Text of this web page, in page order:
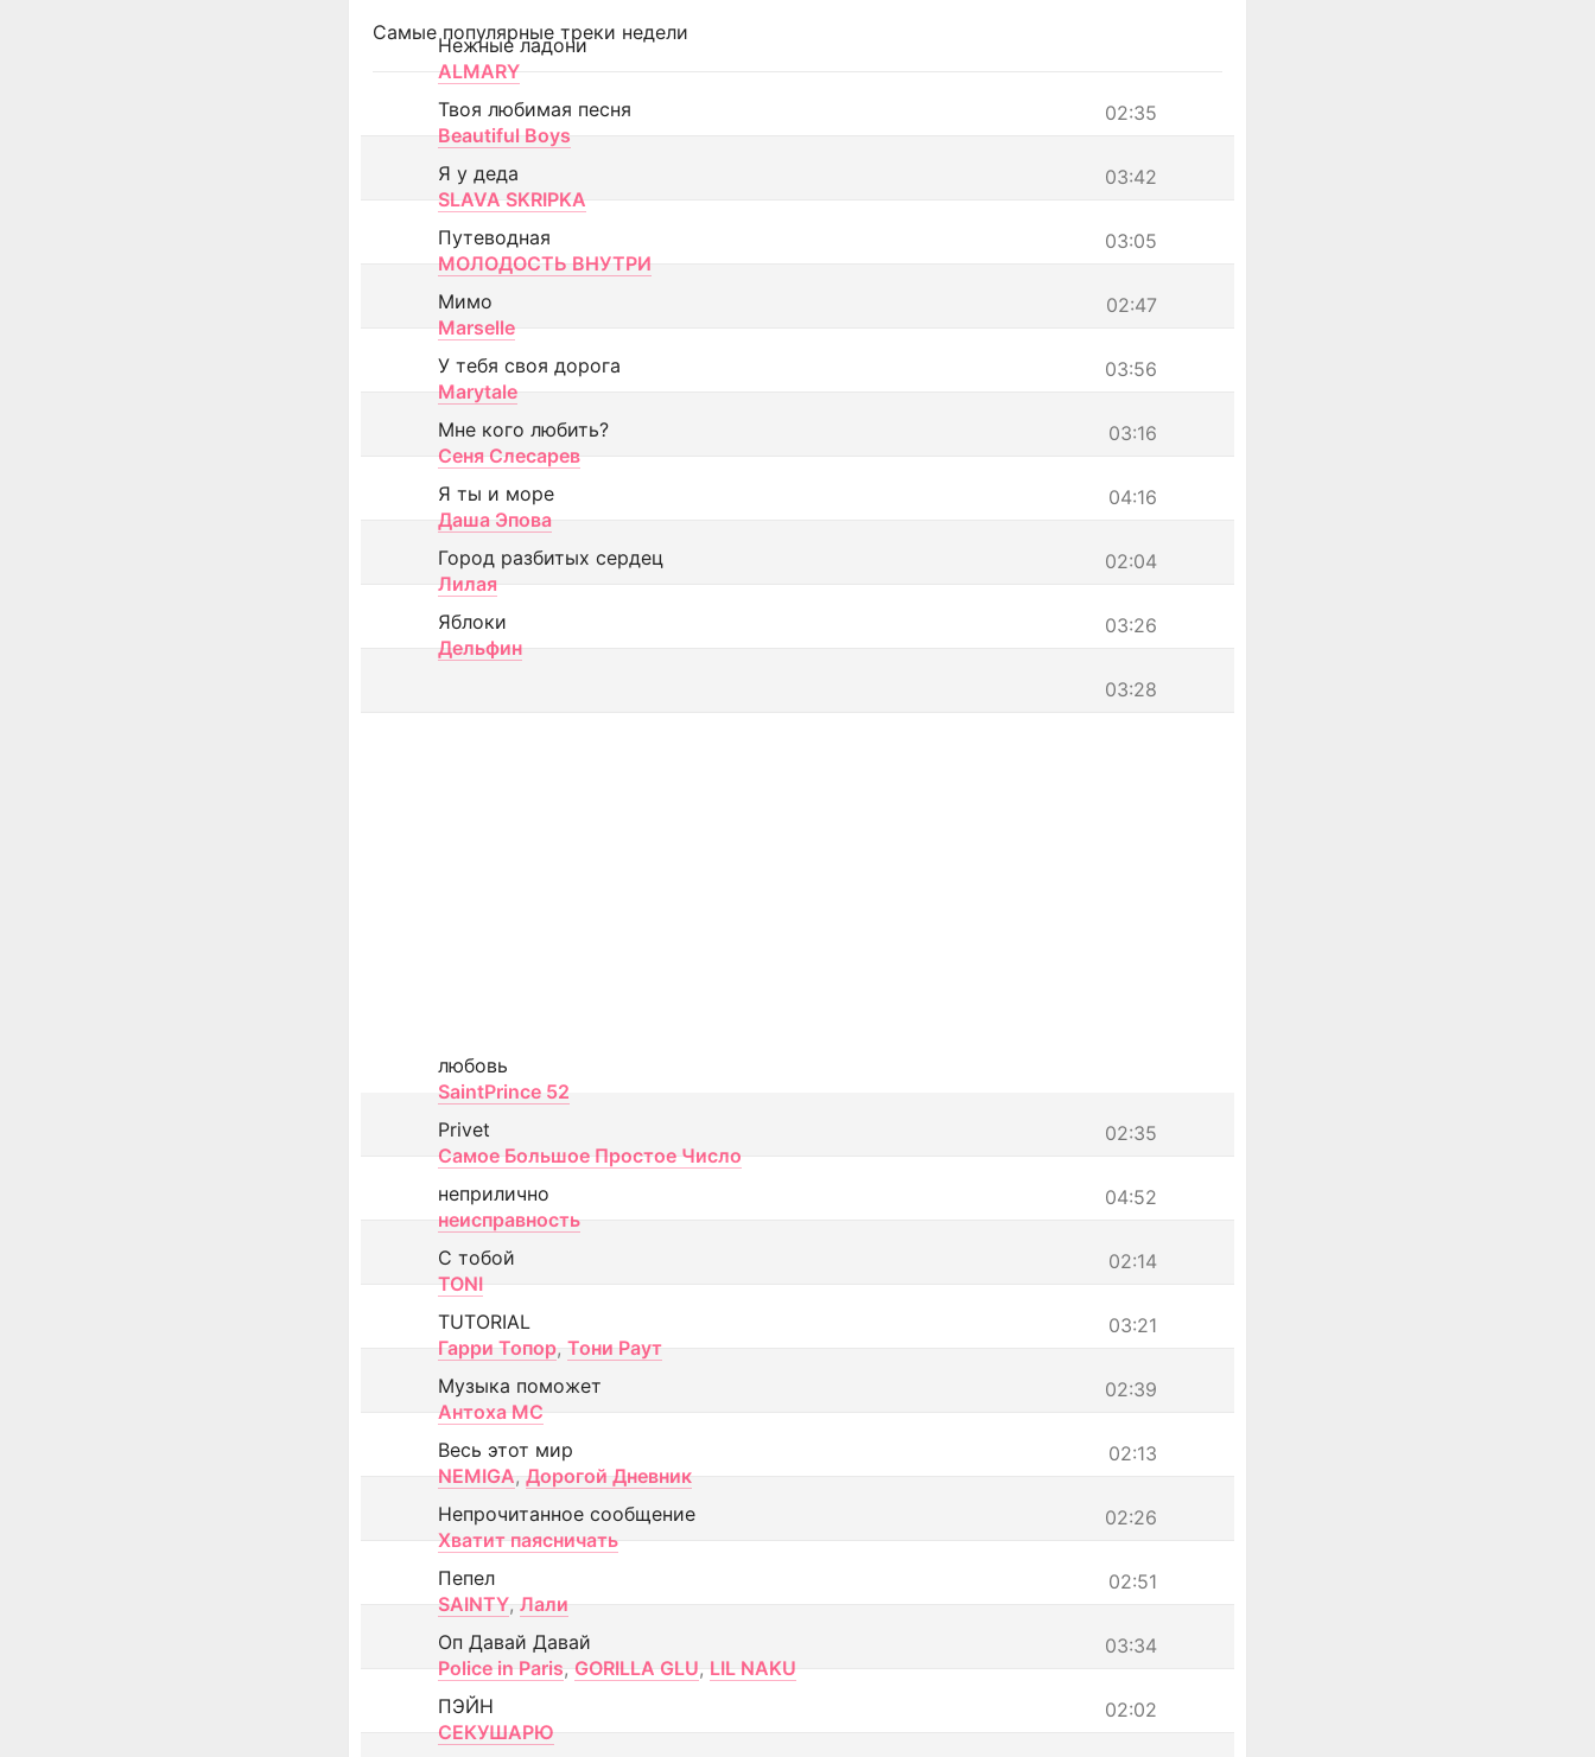
Самые популярные треки недели
Нежные ладони
ALMARY
02:35
Твоя любимая песня
Beautiful Boys
03:42
Я у деда
SLAVA SKRIPKA
03:05
Путеводная
МОЛОДОСТЬ ВНУТРИ
02:47
Мимо
Marselle
03:56
У тебя своя дорога
Marytale
03:16
Мне кого любить?
Сеня Слесарев
04:16
Я ты и море
Даша Эпова
02:04
Город разбитых сердец
Лилая
03:26
Яблоки
Дельфин
03:28
любовь
SaintPrince 52
02:35
Privet
Самое Большое Простое Число
04:52
неприлично
неисправность
02:14
С тобой
TONI
03:21
TUTORIAL
Гарри Топор, Тони Раут
02:39
Музыка поможет
Антоха МС
02:13
Весь этот мир
NEMIGA, Дорогой Дневник
02:26
Непрочитанное сообщение
Хватит паясничать
02:51
Пепел
SAINTY, Лали
03:34
Оп Давай Давай
Police in Paris, GORILLA GLU, LIL NAKU
02:02
ПЭЙН
СЕКУШАРЮ